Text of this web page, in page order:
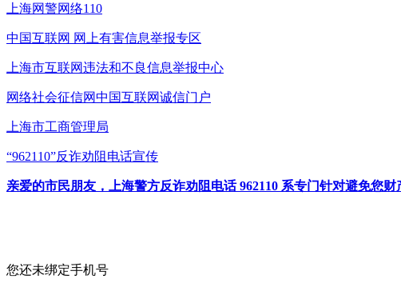
上海网警网络110
中国互联网 网上有害信息举报专区
上海市互联网违法和不良信息举报中心
网络社会征信网中国互联网诚信门户
上海市工商管理局
“962110”反诈劝阻电话宣传
亲爱的市民朋友，上海警方反诈劝阻电话 962110 系专门针对避免您
您还未绑定手机号